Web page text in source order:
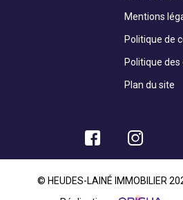
Mentions
Politique de
Politique des
Plan du site
© HEUDES-LAINÉ IMMOBILIER